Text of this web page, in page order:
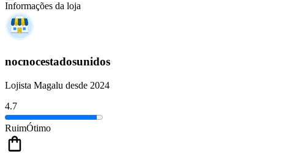
Informações da loja
nocnocestadosunidos
Lojista Magalu desde 2024
4.7
RuimÓtimo